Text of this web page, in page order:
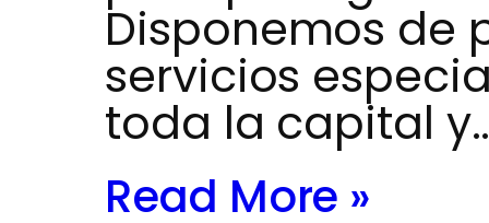
Disponemos de
servicios
toda la capital
Read More »